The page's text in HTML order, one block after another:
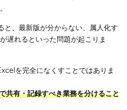
と、最新版が分からない、属人化す
遅れるといった問題が起こりま
を完全になくすことではありま
共有・記録すべき業務を分けること